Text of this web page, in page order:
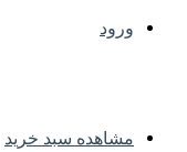
ورود
مشاهده سبد خرید